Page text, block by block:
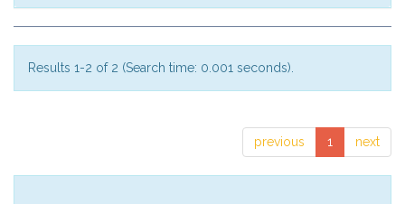
Results 1-2 of 2 (Search time: 0.001 seconds).
previous 1 next